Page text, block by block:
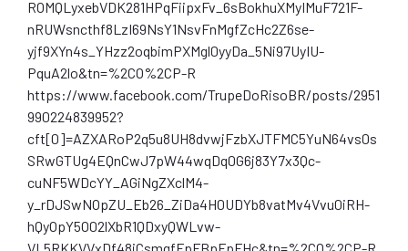
ROMQLyxebVDK281HPqFiipxFv_6sBokhuXMyIMuF721F-
nRUWsncthf8LzI69NsY1NsvFnMgfZcHc2Z6se-
yjf9XYn4s_YHzz2oqbimPXMgl0yyDa_5Ni97UyIU-
PquA2lo&tn=%2CO%2CP-R
https://www.facebook.com/TrupeDoRisoBR/posts/2951
990224839952?
cft[0]=AZXARoP2q5u8UH8dvwjFzbXJTFMC5YuN64vs0s
SRwGTUg4EQnCwJ7pW44wqDq0G6j83Y7x3Qc-
cuNF5WDcYY_AGiNgZXclM4-
y_rDJSwNOpZU_Eb26_ZiDa4H0UDYb8vatMv4Vvu0iRH-
hQyOpY5O02lXbR1QDxyQWLvw-